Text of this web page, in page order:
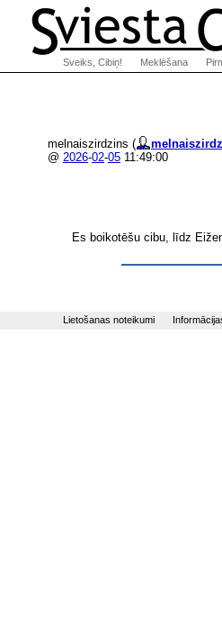
melnaiszirdzins (
@ 2026-02-05 11:49:00
Es boikotēšu cibu, līdz
Sveiks, Cibiņ! Meklēšana
Lietošanas noteikumi